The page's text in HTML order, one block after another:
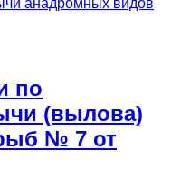
по
(вылова)
№ 7 от